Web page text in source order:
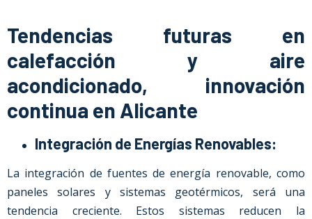
Tendencias futuras en
calefacción y aire
acondicionado, innovación
continua en Alicante
Integración de Energías Renovables:
La integración de fuentes de energía renovable, como
paneles solares y sistemas geotérmicos, será una
tendencia creciente. Estos sistemas reducen la